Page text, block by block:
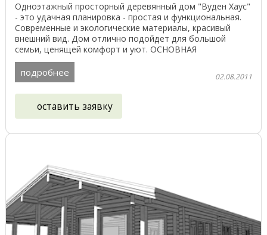
Одноэтажный просторный деревянный дом "Вуден Хаус"
- это удачная планировка - простая и функциональная.
Современные и экологические материалы, красивый
внешний вид. Дом отлично подойдет для большой
семьи, ценящей комфорт и уют. ОСНОВНАЯ
ИНФОРМАЦИЯ о ...
подробнее 02.08.2011
оставить заявку